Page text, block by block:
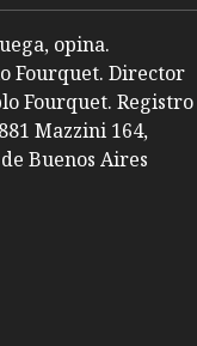
opina.
Fourquet. Director
Fourquet. Registro
Mazzini 164,
Buenos Aires